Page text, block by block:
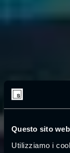
Questo sito
Utilizziamo i